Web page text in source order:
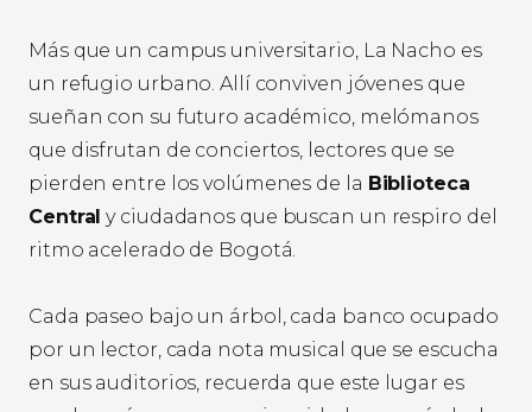
Más que un campus universitario, La Nacho es
un refugio urbano. Allí conviven jóvenes que
sueñan con su futuro académico, melómanos
que disfrutan de conciertos, lectores que se
pierden entre los volúmenes de la Biblioteca
Central y ciudadanos que buscan un respiro del
ritmo acelerado de Bogotá.
Cada paseo bajo un árbol, cada banco ocupado
por un lector, cada nota musical que se escucha
en sus auditorios, recuerda que este lugar es